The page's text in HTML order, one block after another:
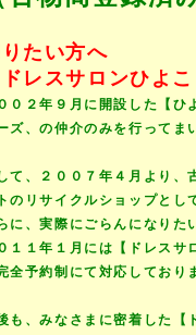
たい方へ
ドレスサロンひよ
０２年９月に開設した【
ズ、の仲介のみを行ってま
て、２００７年４月より、
のリサイクルショップと
に、実際にごらんになりた
１１年１月には【ドレス
完全予約制にて対応しており
も、みなさまに密着した【